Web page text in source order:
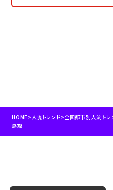
HOME>人流トレンド>全国都市別人流トレ
鳥取